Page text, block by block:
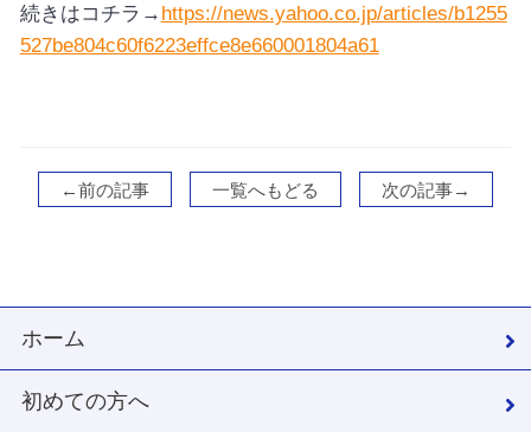
続きはコチラ→ https://news.yahoo.co.jp/articles/b1255
527be804c60f6223effce8e660001804a61
←前の記事 一覧へもどる 次の記事→
ホーム
初めての方へ